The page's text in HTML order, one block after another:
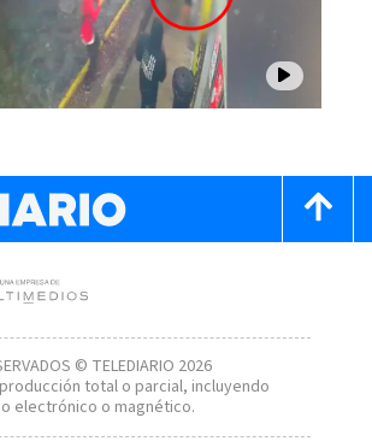
© TELEDIARIO 2026
total o parcial, incluyendo
electrónico o magnético.